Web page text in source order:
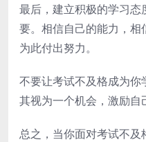
最后，建立积极的学习
要。相信自己的能力，
为此付出努力。
不要让考试不及格成为
其视为一个机会，激励自
总之，当你面对考试不及